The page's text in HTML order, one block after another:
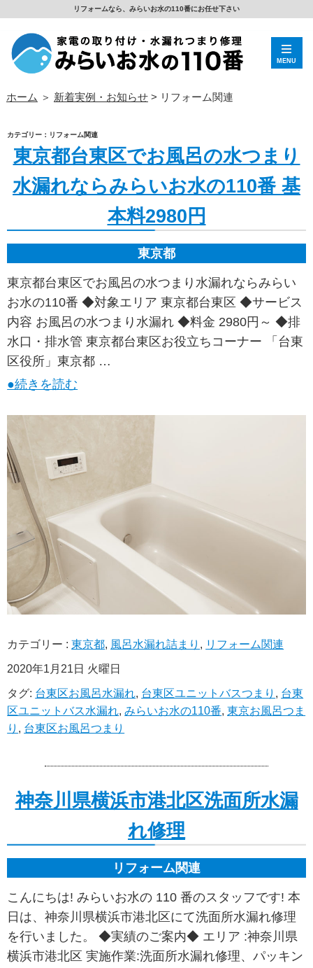
リフォームなら、みらいお水の110番にお任せ下さい
MENU
ホーム ＞ 新着実例・お知らせ> リフォーム関連
カテゴリー：リフォーム関連
東京都台東区でお風呂の水つまり
水漏れならみらいお水の110番 基
本料2980円
東京都
東京都台東区でお風呂の水つまり水漏れならみらい
お水の110番 ◆対象エリア 東京都台東区 ◆サービス
内容 お風呂の水つまり水漏れ ◆料金 2980円～ ◆排
水口・排水管 東京都台東区お役立ちコーナー 「台東
区役所」東京都 …
●続きを読む
カテゴリー :東京都, 風呂水漏れ詰まり , リフォーム関連
2020年1月21日 火曜日
タグ: 台東区お風呂水漏れ, 台東区ユニットバスつまり , 台東
区ユニットバス水漏れ,みらいお水の110番,東京お風呂つま
り , 台東区お風呂つまり
神奈川県横浜市港北区洗面所水漏
れ修理
リフォーム関連
こんにちは! みらいお水の 110 番のスタッフです! 本
日は、神奈川県横浜市港北区にて洗面所水漏れ修理
を行いました。 ◆実績のご案内◆ エリア :神奈川県
横浜市港北区 実施作業:洗面所水漏れ修理、パッキン